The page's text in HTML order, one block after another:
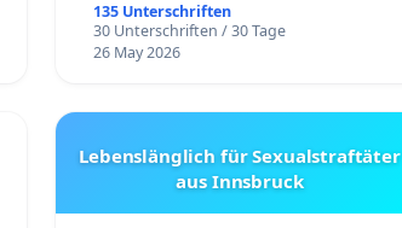
135 Unterschriften
30 Unterschriften / 30 Tage
26 May 2026
Lebenslänglich für Sexualstraftäter
aus Innsbruck